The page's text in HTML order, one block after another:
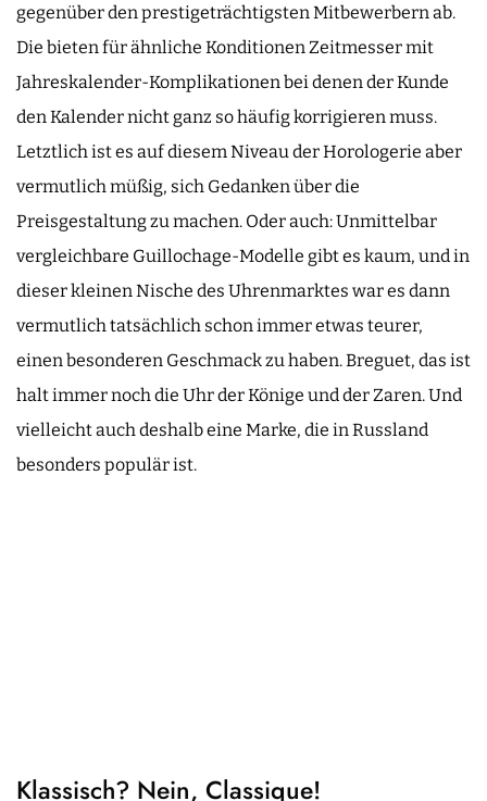
gegenüber den prestigeträchtigsten Mitbewerbern ab.
Die bieten für ähnliche Konditionen Zeitmesser mit
Jahreskalender-Komplikationen bei denen der Kunde
den Kalender nicht ganz so häufig korrigieren muss.
Letztlich ist es auf diesem Niveau der Horologerie aber
vermutlich müßig, sich Gedanken über die
Preisgestaltung zu machen. Oder auch: Unmittelbar
vergleichbare Guillochage-Modelle gibt es kaum, und in
dieser kleinen Nische des Uhrenmarktes war es dann
vermutlich tatsächlich schon immer etwas teurer,
einen besonderen Geschmack zu haben. Breguet, das ist
halt immer noch die Uhr der Könige und der Zaren. Und
vielleicht auch deshalb eine Marke, die in Russland
besonders populär ist.
Klassisch? Nein, Classique!